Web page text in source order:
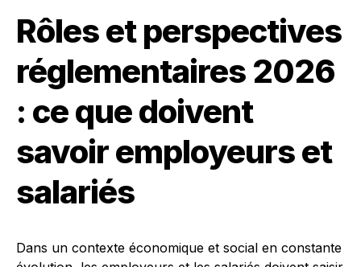
Rôles et perspectives
réglementaires 2026
: ce que doivent
savoir employeurs et
salariés
Dans un contexte économique et social en constante